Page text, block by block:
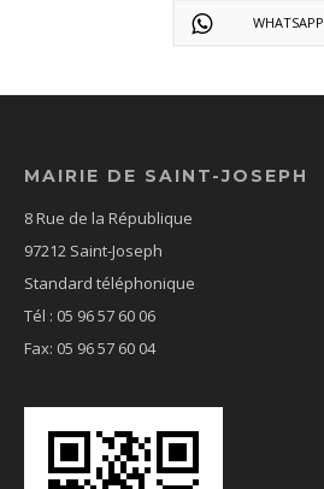
WHATSAPP
MAIRIE DE SAINT-JOSEPH
8 Rue de la République
97212 Saint-Joseph
Standard téléphonique
Tél : 05 96 57 60 06
Fax: 05 96 57 60 04